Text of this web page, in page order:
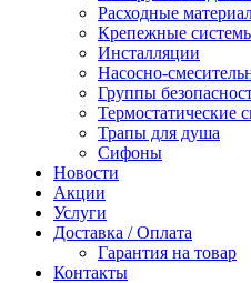
Расходные
Крепежные
Инсталляции
Насосно-
Группы
Термостатические
Трапы для душа
Сифоны
Новости
Акции
Услуги
Доставка / Оплата
Гарантия на товар
Контакты